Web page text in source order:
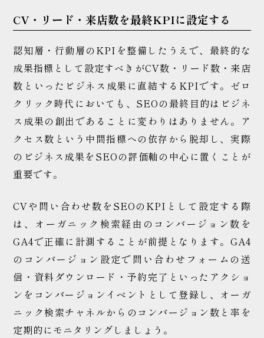
CV・リード・来店数を最終KPIに設定する
認知層・行動層のKPIを整備したうえで、最終的な
成果指標として設定すべきがCV数・リード数・来店
数といったビジネス成果に直結するKPIです。ゼロ
クリック時代においても、SEOの最終目的はビジネ
ス成果の創出であることに変わりはありません。ア
クセス数という中間指標への依存から脱却し、実際
のビジネス成果をSEOの評価軸の中心に置くことが
重要です。
CVや問い合わせ数をSEOのKPIとして設定する際
は、オーガニック検索経由のコンバージョン数を
GA4で正確に計測することが前提となります。GA4
のコンバージョン設定で問い合わせフォームの送
信・資料ダウンロード・予約完了といったアクショ
ンをコンバージョンイベントとして登録し、オーガ
ニック検索チャネルからのコンバージョン数と率を
定期的にモニタリングしましょう。